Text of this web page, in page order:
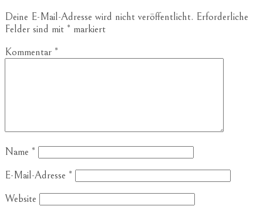
Deine E-Mail-Adresse wird nicht veröffentlicht. Erforderliche
Felder sind mit * markiert
Kommentar *
Name *
E-Mail-Adresse *
Website